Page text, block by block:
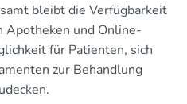
bleibt die Verfügbarkeit
Apotheken und Online-
für Patienten, sich
zur Behandlung